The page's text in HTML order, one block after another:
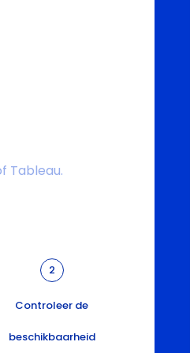
Tableau.
2
Controleer de
beschikbaarheid